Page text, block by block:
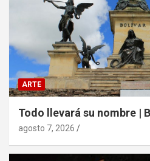
ARTE
Todo llevará su nombre |
agosto 7, 2026